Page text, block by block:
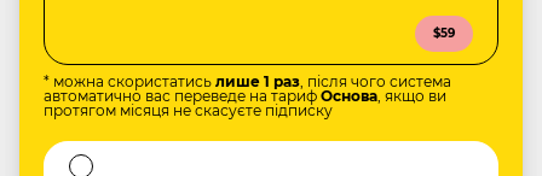
$59
* можна скористатись лише 1 раз, після чого система
автоматично вас переведе на тариф Основа, якщо ви
протягом місяця не скасуєте підписку